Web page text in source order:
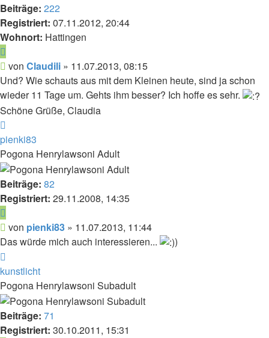
Beiträge: 222
Registriert: 07.11.2012, 20:44
Wohnort: Hattingen
Beitrag
von Claudili » 11.07.2013, 08:15
Und? Wie schauts aus mit dem Kleinen heute, sind ja schon
wieder 11 Tage um. Gehts ihm besser? Ich hoffe es sehr.
Schöne Grüße, Claudia
oben
pienki83
Pogona Henrylawsoni Adult
Beiträge: 82
Registriert: 29.11.2008, 14:35
Beitrag
von pienki83 » 11.07.2013, 11:44
Das würde mich auch interessieren...
)
oben
kunstlicht
Pogona Henrylawsoni Subadult
Beiträge: 71
Registriert: 30.10.2011, 15:31